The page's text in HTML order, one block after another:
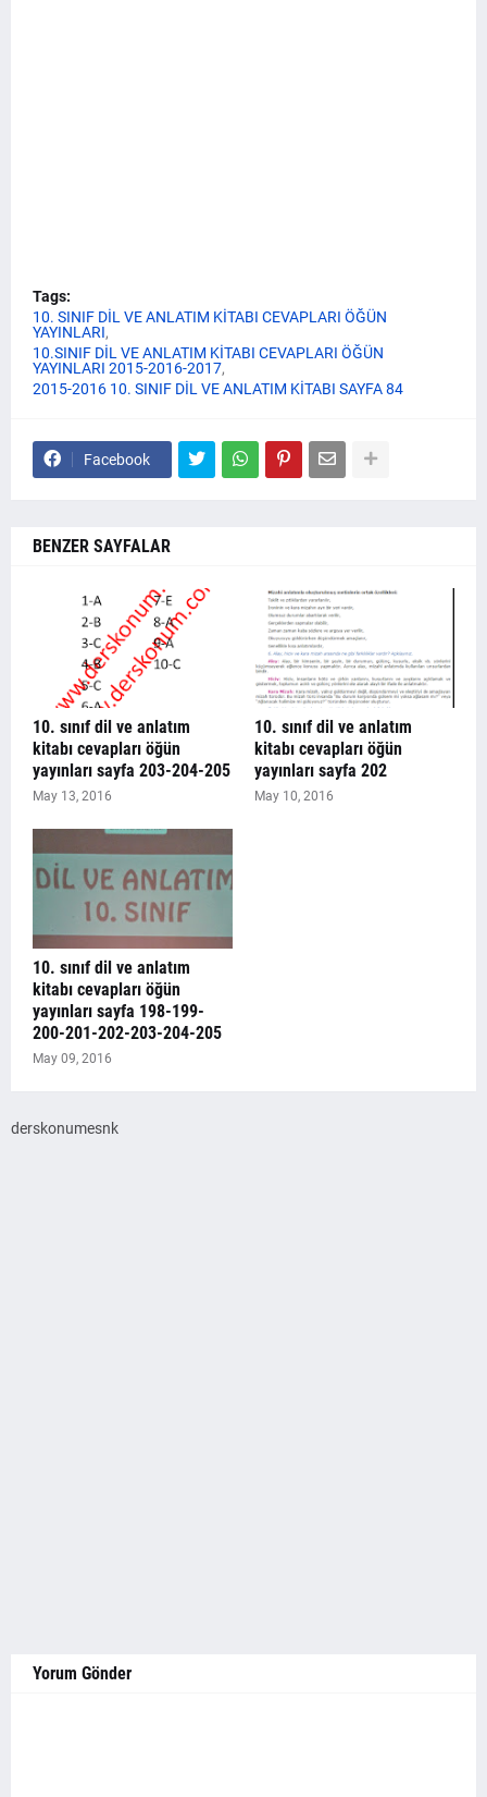
Tags:
10. SINIF DİL VE ANLATIM KİTABI CEVAPLARI ÖĞÜN
YAYINLARI
10.SINIF DİL VE ANLATIM KİTABI CEVAPLARI ÖĞÜN
YAYINLARI 2015-2016-2017
2015-2016 10. SINIF DİL VE ANLATIM KİTABI SAYFA 84
Facebook
BENZER SAYFALAR
10. sınıf dil ve anlatım
kitabı cevapları öğün
yayınları sayfa 203-204-205
May 13, 2016
10. sınıf dil ve anlatım
kitabı cevapları öğün
yayınları sayfa 202
May 10, 2016
10. sınıf dil ve anlatım
kitabı cevapları öğün
yayınları sayfa 198-199-
200-201-202-203-204-205
May 09, 2016
derskonumesnk
Yorum Gönder